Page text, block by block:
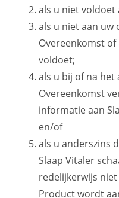
als u niet voldoet
als u niet aan uw
Overeen­komst
voldoet;
als u bij of na het
Overeenkomst
informatie aan
en/of
als u anderszins
Slaap Vitaler
redelijkerwijs
Product wordt